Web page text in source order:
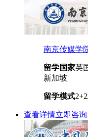
南京传媒学
留学国家英
新加坡
留学模式
查看详情立即咨询